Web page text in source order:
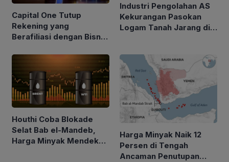
Capital One Tutup
Rekening yang
Berafiliasi dengan Bisnis
Industri Pengolahan AS
Kekurangan Pasokan
Logam Tanah Jarang di
Houthi Coba Blokade
Selat Bab el-Mandeb,
Harga Minyak Mendekati
Harga Minyak Naik 12
Persen di Tengah
Ancaman Penutupan